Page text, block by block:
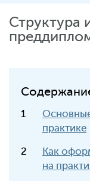
Структура
практике
Как
на